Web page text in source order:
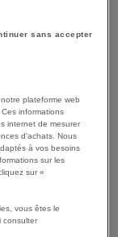
sans accepter
plateforme web
informations
internet de mesurer
d'achats. Nous
à vos besoins
sur les
sur «
vous êtes le
consulter